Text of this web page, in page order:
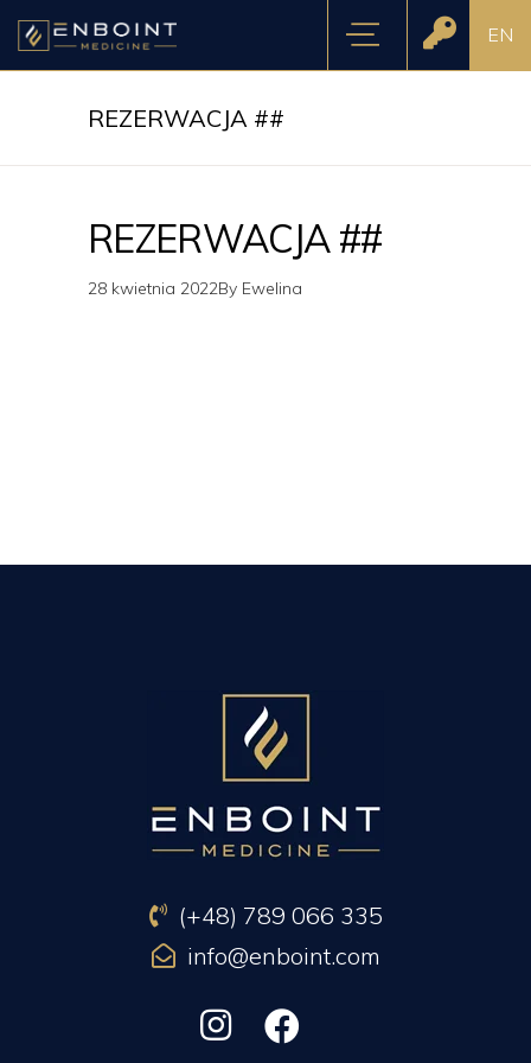
EN
REZERWACJA ##
REZERWACJA ##
28 kwietnia 2022By Ewelina
(+48) 789 066 335
info@enboint.com